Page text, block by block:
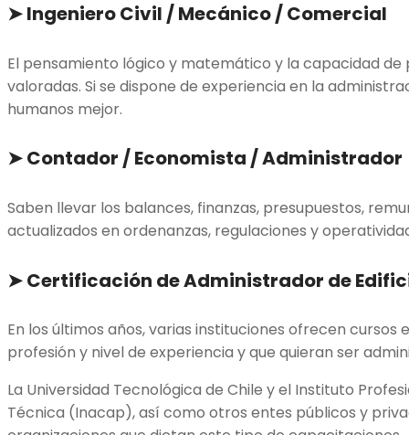
➤Ingeniero Civil / Mecánico / Comercial
El pensamiento lógico y matemático y la capacidad de
valoradas. Si se dispone de experiencia en la
humanos mejor.
➤Contador / Economista / Administrador
Saben llevar los balances, finanzas, presupuestos,
actualizados en ordenanzas, regulaciones y
➤Certificación de Administrador de
En los últimos años, varias instituciones ofrecen cursos
profesión y nivel de experiencia y que quieran ser
La Universidad Tecnológica de Chile y el Instituto
Técnica (Inacap), así como otros entes públicos y